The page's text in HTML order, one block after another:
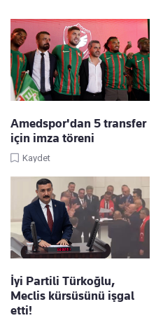
Amedspor'dan 5 transfer
için imza töreni
Kaydet
İyi Partili Türkoğlu,
Meclis kürsüsünü işgal
etti!